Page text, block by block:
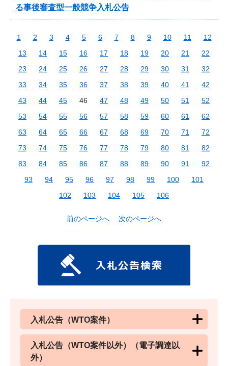
る事後審査型一般競争入札公告
1 2 3 4 5 6 7 8 9 10 11
12
13
14 15 16 17 18 19 20 21
22
23
24 25 26 27 28 29 30 31
32
33
34 35 36 37 38 39 40 41
42
43
44 45 46 47 48 49 50 51
52
53
54 55 56 57 58 59 60 61
62
63
64 65 66 67 68 69 70 71
72
73
74 75 76 77 78 79 80 81
82
83
84 85 86 87 88 89 90 91
92
93
94 95 96 97 98 99 100
101
102
103 104 105 106
前のページへ 次のページへ
入札公告（WTO案件）
入札公告（WTO案件以外）（電子調達以
外）